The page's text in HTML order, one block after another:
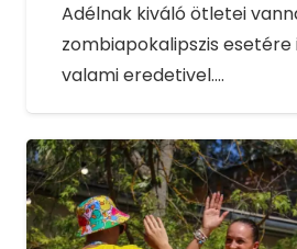
Adélnak kiváló ötletei
zombiapokalipszis esetére
valami eredetivel.…